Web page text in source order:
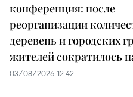
конференция: после
реорганизации
деревень и городских
жителей сократилось
03/08/2026 12:42